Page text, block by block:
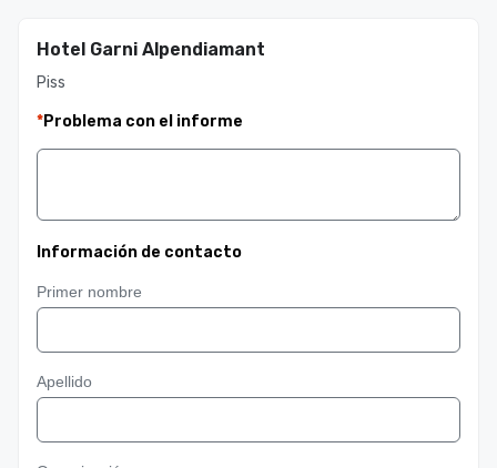
Hotel Garni Alpendiamant
Piss
*Problema con el informe
Información de contacto
Primer nombre
Apellido